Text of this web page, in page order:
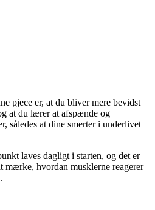
pjece er, at du bliver mere bevidst
at du lærer at afspænde og
således at dine smerter i underlivet
laves dagligt i starten, og det er
hvordan musklerne reagerer